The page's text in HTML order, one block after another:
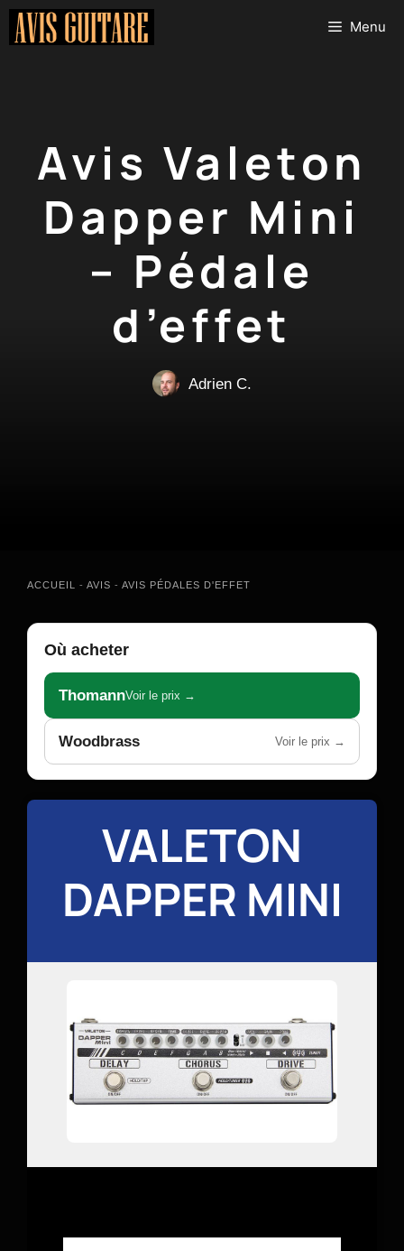
Aller
Menu
Avis Valeton
Dapper Mini
– Pédale
d’effet
Adrien C.
ACCUEIL - AVIS - AVIS PÉDALES D'EFFET
Où acheter
ThomannVoir le prix →
Woodbrass Voir le prix →
VALETON
DAPPER MINI